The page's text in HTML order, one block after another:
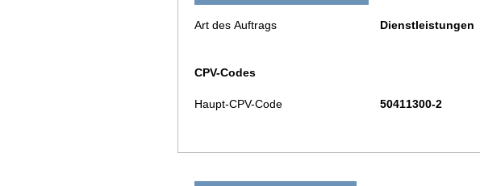
Art des Auftrags Dienstleistungen
CPV-Codes
Haupt-CPV-Code 50411300-2